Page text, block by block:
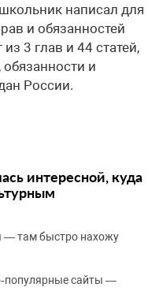
написал для
и обязанностей
3 глав и 44 статей,
и
России.
интересной, куда
— там быстро нахожу
сайты —